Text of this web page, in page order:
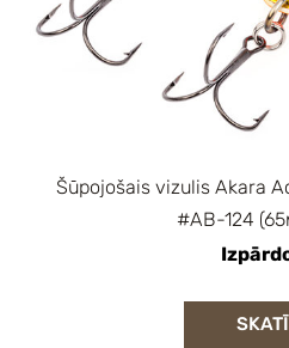
Šūpojošais vizulis Akara
#AB-124